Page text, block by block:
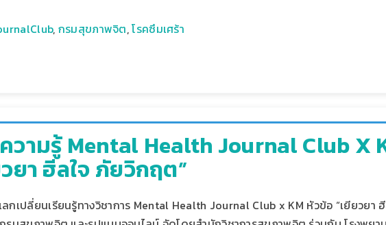
, กรมสุขภาพจิต,โรคซึมเศร้า
วามรู้ Mental Health Journal Club X
ยา ฮีลใจ ภัยวิกฤต”
กเปลี่ยนเรียนรู้ทางวิชาการ Mental Health Journal Club x KM หัวข้อ “เยียวย